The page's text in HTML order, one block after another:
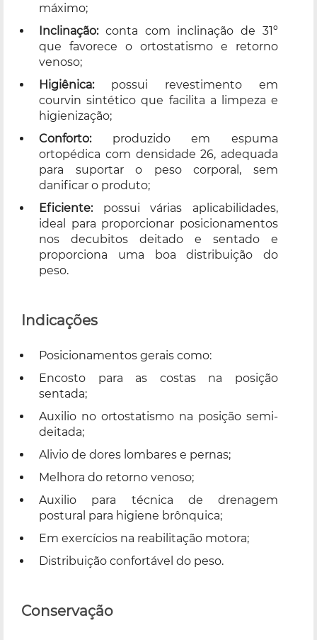
máximo;
Inclinação:conta com inclinação de 31º
que favorece o ortostatismo e retorno
venoso;
Higiênica:possui revestimento em
courvin sintético que facilita a limpeza e
higienização;
Conforto:produzido em espuma
ortopédica com densidade 26, adequada
para suportar o peso corporal, sem
danificar o produto;
Eficiente:possui várias aplicabilidades,
ideal para proporcionar posicionamentos
nos decubitos deitado e sentado e
proporciona uma boa distribuição do
peso.
Indicações
Posicionamentos gerais como:
Encosto para as costas na posição
sentada;
Auxilio no ortostatismo na posição semi-
deitada;
Alivio de dores lombares e pernas;
Melhora do retorno venoso;
Auxilio para técnica de drenagem
postural para higiene brônquica;
Em exercícios na reabilitação motora;
Distribuição confortável do peso.
Conservação